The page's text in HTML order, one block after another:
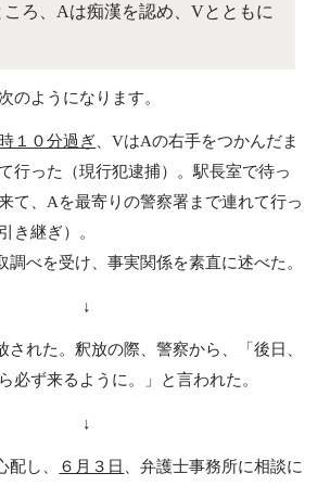
ろ、Aは痴漢を認め、Vとともに
のようになります。
１０分過ぎ 、VはAの右手をつかんだま
行った（現行犯逮捕）。駅長室で待っ
て、Aを最寄りの警察署まで連れて行っ
き継ぎ）。
調べを受け、事実関係を素直に述べた。
↓
された。釈放の際、警察から、「後日、
必ず来るように。」と言われた。
↓
配し、 ６月３日
、弁護士事務所に相談に